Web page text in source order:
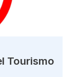
Tourismo